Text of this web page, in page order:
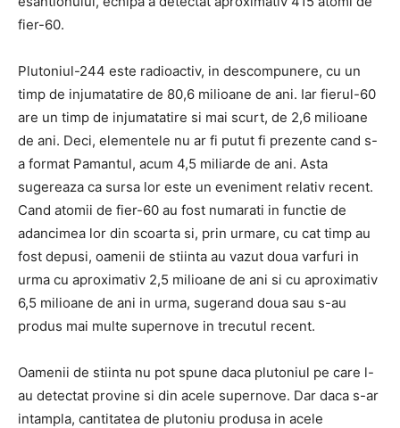
fier-60.
Plutoniul-244 este radioactiv, in descompunere, cu un
timp de injumatatire de 80,6 milioane de ani. Iar fierul-60
are un timp de injumatatire si mai scurt, de 2,6 milioane
de ani. Deci, elementele nu ar fi putut fi prezente cand s-
a format Pamantul, acum 4,5 miliarde de ani. Asta
sugereaza ca sursa lor este un eveniment relativ recent.
Cand atomii de fier-60 au fost numarati in functie de
adancimea lor din scoarta si, prin urmare, cu cat timp au
fost depusi, oamenii de stiinta au vazut doua varfuri in
urma cu aproximativ 2,5 milioane de ani si cu aproximativ
6,5 milioane de ani in urma, sugerand doua sau s-au
produs mai multe supernove in trecutul recent.
Oamenii de stiinta nu pot spune daca plutoniul pe care l-
au detectat provine si din acele supernove. Dar daca s-ar
intampla, cantitatea de plutoniu produsa in acele